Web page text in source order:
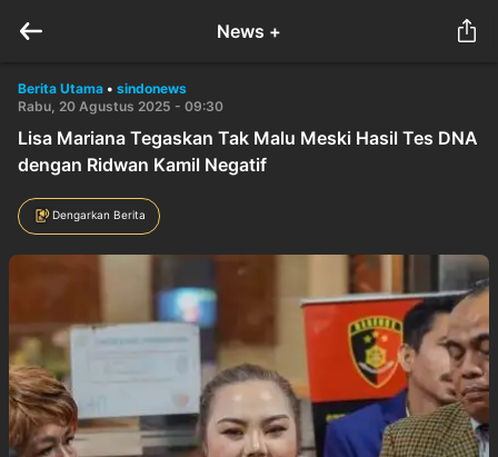
News +
Berita Utama • sindonews
Rabu, 20 Agustus 2025 - 09:30
Lisa Mariana Tegaskan Tak Malu Meski Hasil Tes DNA
dengan Ridwan Kamil Negatif
Dengarkan Berita